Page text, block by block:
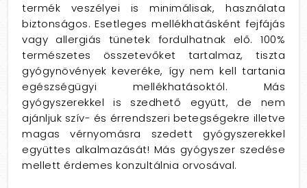
termék veszélyei is minimálisak, használata
biztonságos. Esetleges mellékhatásként fejfájás
vagy allergiás tünetek fordulhatnak elő. 100%
természetes összetevőket tartalmaz, tiszta
gyógynövények keveréke, így nem kell tartania
egészségügyi mellékhatásoktól. Más
gyógyszerekkel is szedhető együtt, de nem
ajánljuk szív- és érrendszeri betegségekre illetve
magas vérnyomásra szedett gyógyszerekkel
együttes alkalmazását! Más gyógyszer szedése
mellett érdemes konzultálnia orvosával.